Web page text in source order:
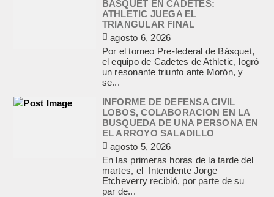
BASQUET EN CADETES:
ATHLETIC JUEGA EL
TRIANGULAR FINAL
agosto 6, 2026
Por el torneo Pre-federal de Básquet,
el equipo de Cadetes de Athletic, logró
un resonante triunfo ante Morón, y
se...
INFORME DE DEFENSA CIVIL
LOBOS, COLABORACION EN LA
BUSQUEDA DE UNA PERSONA EN
EL ARROYO SALADILLO
agosto 5, 2026
En las primeras horas de la tarde del
martes, el Intendente Jorge
Etcheverry recibió, por parte de su
par de...